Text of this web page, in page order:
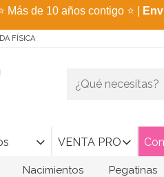
Más de 10 años contigo ⭐
FÍSICA
VENTA PRO
Nacimientos Pegatinas